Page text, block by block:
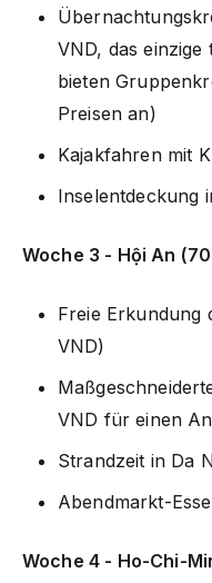
VND, das einzige
bieten
Preisen an)
Kajakfahren mit
Inselentdeckung
Woche 3 - Hội An
Freie Erkundung
VND)
VND für einen
Strandzeit in Da
Abendmarkt-
Woche 4 - Ho-Chi-